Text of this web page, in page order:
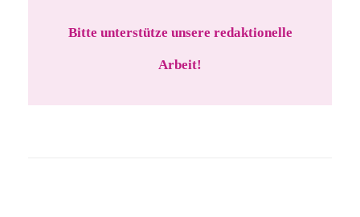
Bitte unterstütze unsere redaktionelle
Arbeit!